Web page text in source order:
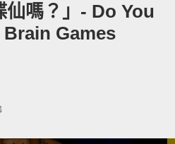
仙嗎？」- Do You
Games